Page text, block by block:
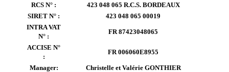
RCS N° :
423 048 065 R.C.S. BORDEAUX
SIRET N° :
423 048 065 00019
INTRA VAT
N° :
FR 87423048065
ACCISE N°
:
FR 006060E8955
Manager: Christelle et Valérie GONTHIER